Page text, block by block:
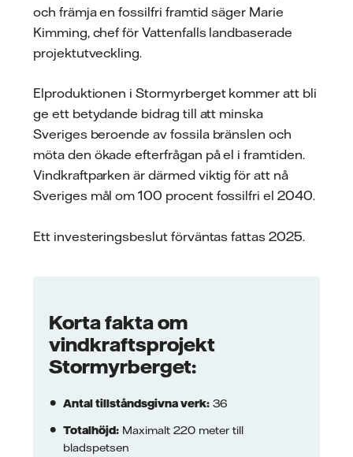
och främja en fossilfri framtid säger Marie
Kimming, chef för Vattenfalls landbaserade
projektutveckling.
Elproduktionen i Stormyrberget kommer att bli
ge ett betydande bidrag till att minska
Sveriges beroende av fossila bränslen och
möta den ökade efterfrågan på el i framtiden.
Vindkraftparken är därmed viktig för att nå
Sveriges mål om 100 procent fossilfri el 2040.
Ett investeringsbeslut förväntas fattas 2025.
Korta fakta om
vindkraftsprojekt
Stormyrberget:
Antal tillståndsgivna verk: 36
Totalhöjd: Maximalt 220 meter till
bladspetsen